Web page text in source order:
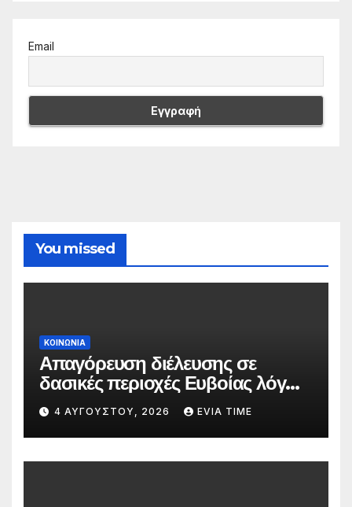
Email
You missed
ΚΟΙΝΩΝΙΑ
Απαγόρευση διέλευσης σε
δασικές περιοχές Ευβοίας λόγω
πολύ υψηλού κινδύνου
πυρκαγιάς
4 ΑΥΓΟΎΣΤΟΥ, 2026 EVIA TIME